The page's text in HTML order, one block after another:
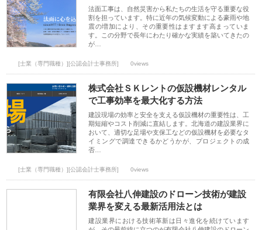
法面工事は、自然災害から私たちの生活を守る重要な役
割を担っています。特に近年の気候変動による豪雨や地
震の増加により、その重要性はますます高まっていま
す。この分野で長年にわたり確かな実績を築いてきたの
が…
[士業（専門職種）][公認会計士事務所] 0views
株式会社ＳＫレントの仮設機材レンタル
で工事効率を最大化する方法
建設現場の効率と安全を支える仮設機材の重要性は、工
期短縮やコスト削減に直結します。北海道の建設業界に
おいて、適切な足場や支保工などの仮設機材を必要なタ
イミングで調達できるかどうかが、プロジェクトの成
否…
[士業（専門職種）][公認会計士事務所] 0views
有限会社八伸建設のドローン技術が建設
業界を変える最新活用法とは
建設業界における技術革新は日々進化を続けています